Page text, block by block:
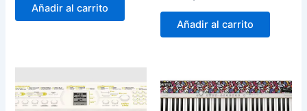
Añadir al carrito
Añadir al carrito